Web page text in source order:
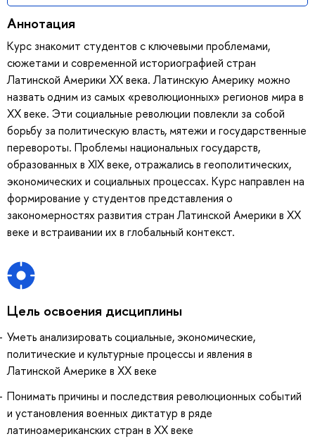
Аннотация
Курс знакомит студентов с ключевыми проблемами,
сюжетами и современной историографией стран
Латинской Америки XX века. Латинскую Америку можно
назвать одним из самых «революционных» регионов мира в
XX веке. Эти социальные революции повлекли за собой
борьбу за политическую власть, мятежи и государственные
перевороты. Проблемы национальных государств,
образованных в XIX веке, отражались в геополитических,
экономических и социальных процессах. Курс направлен на
формирование у студентов представления о
закономерностях развития стран Латинской Америки в XX
веке и встраивании их в глобальный контекст.
Цель освоения дисциплины
Уметь анализировать социальные, экономические,
политические и культурные процессы и явления в
Латинской Америке в XX веке
Понимать причины и последствия революционных событий
и установления военных диктатур в ряде
латиноамериканских стран в XX веке